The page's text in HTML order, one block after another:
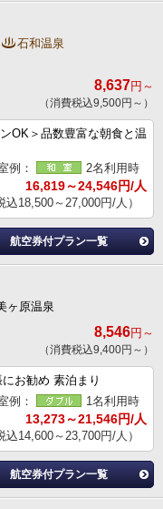
石和温泉
8,637円～
（消費税込9,500円～）
OK＞品数豊富な朝食と温
例：
2名利用時
16,819～24,546円/人
込18,500～27,000円/人）
航空券付プラン一覧
ヶ原温泉
8,546円～
（消費税込9,400円～）
お勧め 素泊まり
例：
1名利用時
13,273～21,546円/人
込14,600～23,700円/人）
航空券付プラン一覧